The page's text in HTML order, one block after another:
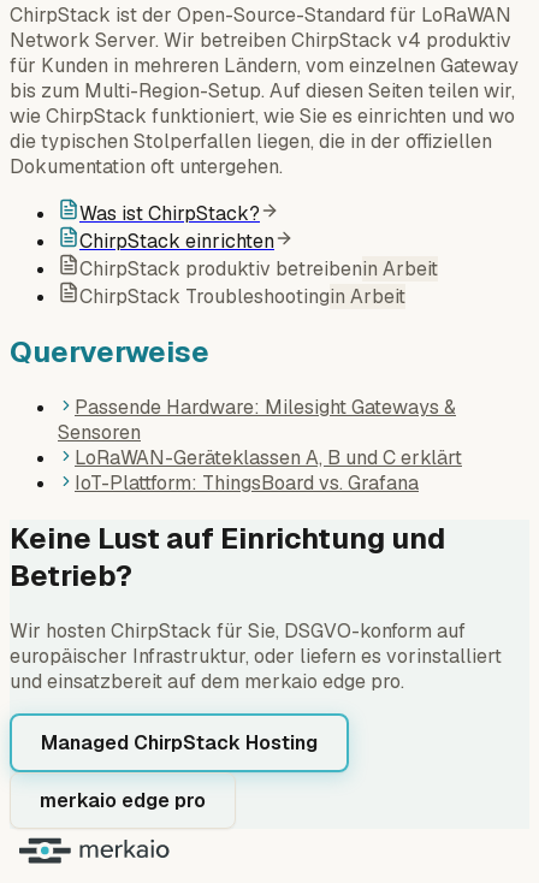
ChirpStack ist der Open-Source-Standard für LoRaWAN
Network Server. Wir betreiben ChirpStack v4 produktiv
für Kunden in mehreren Ländern, vom einzelnen Gateway
bis zum Multi-Region-Setup. Auf diesen Seiten teilen wir,
wie ChirpStack funktioniert, wie Sie es einrichten und wo
die typischen Stolperfallen liegen, die in der offiziellen
Dokumentation oft untergehen.
Was ist ChirpStack?
ChirpStack einrichten
ChirpStack produktiv betreibenin Arbeit
ChirpStack Troubleshootingin Arbeit
Querverweise
Passende Hardware: Milesight Gateways &
Sensoren
LoRaWAN-Geräteklassen A, B und C erklärt
IoT-Plattform: ThingsBoard vs. Grafana
Keine Lust auf Einrichtung und
Betrieb?
Wir hosten ChirpStack für Sie, DSGVO-konform auf
europäischer Infrastruktur, oder liefern es vorinstalliert
und einsatzbereit auf dem merkaio edge pro.
Managed ChirpStack Hosting
merkaio edge pro